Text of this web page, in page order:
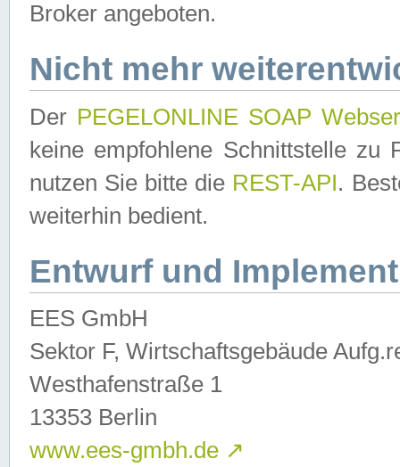
Broker angeboten.
Nicht mehr
Der PEGELONLINE SOAP
keine empfohlene Schnittstelle zu
nutzen Sie bitte die REST-API.
weiterhin bedient.
Entwurf und
EES GmbH
Sektor F, Wirtschaftsgebäude
Westhafenstraße 1
13353 Berlin
www.ees-gmbh.de ↗